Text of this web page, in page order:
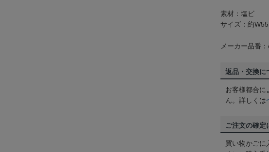
素材：塩ビ
サイズ：約
メーカー品番
返品・交換に
お客様都合に
ん。詳しくは
ご注文の確定
買い物かごに